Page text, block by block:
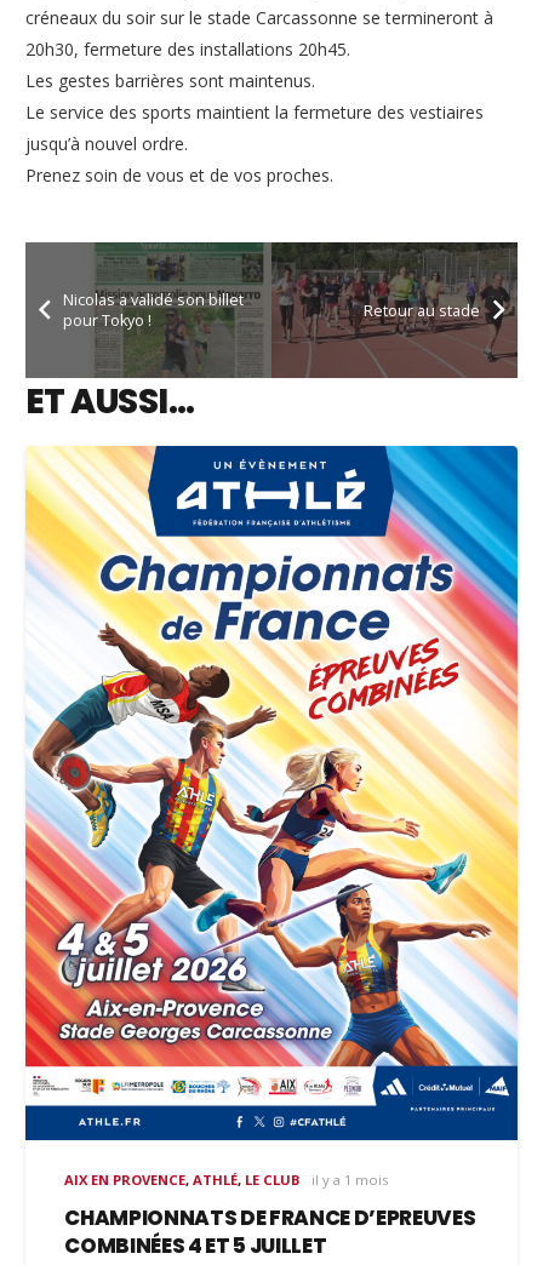
créneaux du soir sur le stade Carcassonne se termineront à
20h30, fermeture des installations 20h45.
Les gestes barrières sont maintenus.
Le service des sports maintient la fermeture des vestiaires
jusqu’à nouvel ordre.
Prenez soin de vous et de vos proches.
Nicolas a validé son billet
pour Tokyo !
Retour au stade
ET AUSSI…
AIX EN PROVENCE,ATHLÉ, LE CLUB il y a 1 mois
CHAMPIONNATS DE FRANCE D’EPREUVES
COMBINÉES 4 ET 5 JUILLET